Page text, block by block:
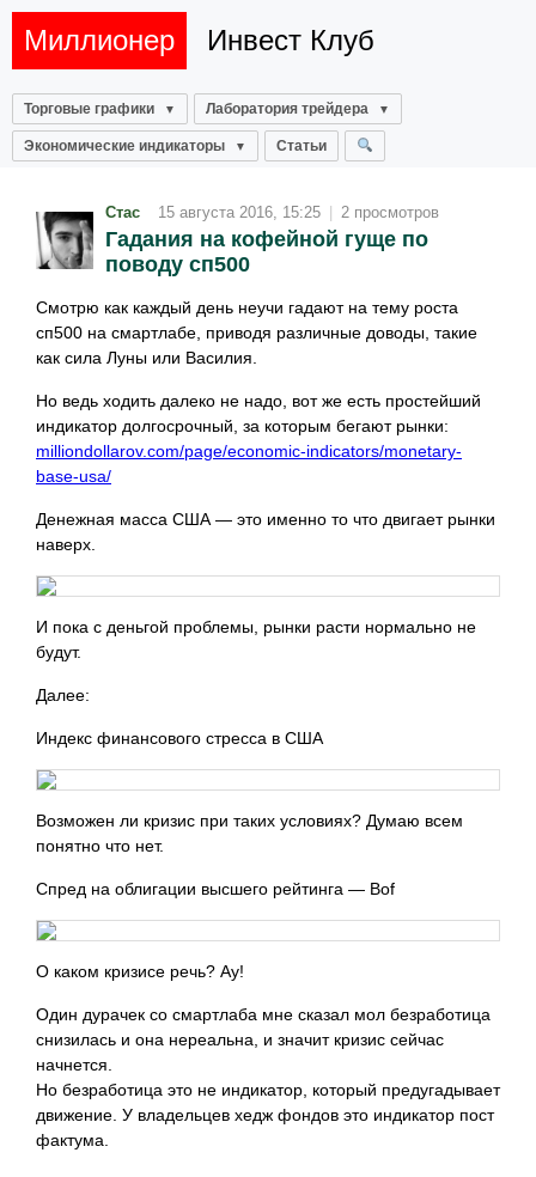
Миллионер Инвест Клуб
Торговые графики Лаборатория трейдера
Экономические индикаторы Статьи
Стас 15 августа 2016, 15:25 2 просмотров
Гадания на кофейной гуще по
поводу сп500
Смотрю как каждый день неучи гадают на тему роста
сп500 на смартлабе, приводя различные доводы, такие
как сила Луны или Василия.
Но ведь ходить далеко не надо, вот же есть простейший
индикатор долгосрочный, за которым бегают рынки:
milliondollarov.com/page/economic-indicators/monetary-
base-usa/
Денежная масса США — это именно то что двигает рынки
наверх.
И пока с деньгой проблемы, рынки расти нормально не
будут.
Далее:
Индекс финансового стресса в США
Возможен ли кризис при таких условиях? Думаю всем
понятно что нет.
Спред на облигации высшего рейтинга — Bof
О каком кризисе речь? Ау!
Один дурачек со смартлаба мне сказал мол безработица
снизилась и она нереальна, и значит кризис сейчас
начнется.
Но безработица это не индикатор, который предугадывает
движение. У владельцев хедж фондов это индикатор пост
фактума.